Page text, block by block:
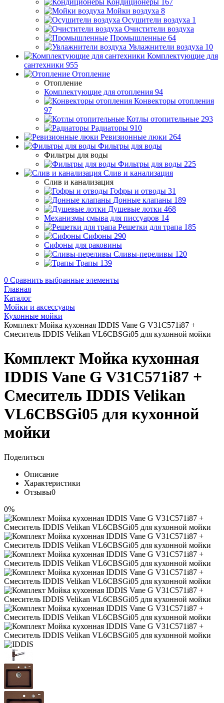
Кондиционеры
167
Мойки воздуха 8
Осушители воздуха 1
Очистители воздуха
Промышленные 64
Увлажнители воздуха 10
Комплектующие для
сантехники 955
Отопление
Отопление
Комплектующие для отопления 94
Конвекторы отопления
97
Котлы отопительные 293
Радиаторы 910
Ревизионные люки 264
Фильтры для воды
Фильтры для воды
Фильтры для воды 225
Слив и канализация
Слив и канализация
Гофры и отводы 31
Донные клапаны 189
Душевые лотки 468
Механизмы смыва для писсуаров 14
Решетки для трапа 185
Сифоны 290
Сифоны для раковины
Сливы-переливы 120
Трапы 139
0 Сравнить выбранные элементы
Главная
Каталог
Мойки и аксессуары
Кухонные мойки
Комплект Мойка кухонная IDDIS Vane G V31C571i87 +
Смеситель IDDIS Velikan VL6CBSGi05 для кухонной мойки
Комплект Мойка кухонная
IDDIS Vane G V31C571i87 +
Смеситель IDDIS Velikan
VL6CBSGi05 для кухонной
мойки
Поделиться
Описание
Характеристики
Отзывы0
0%